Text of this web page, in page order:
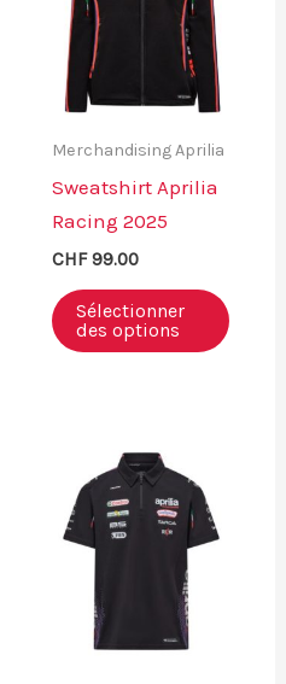
Merchandising Aprilia
Sweatshirt Aprilia
Racing 2025
CHF99.00
Sélectionner
des options